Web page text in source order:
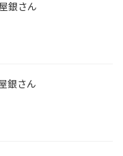
銀さん
銀さん